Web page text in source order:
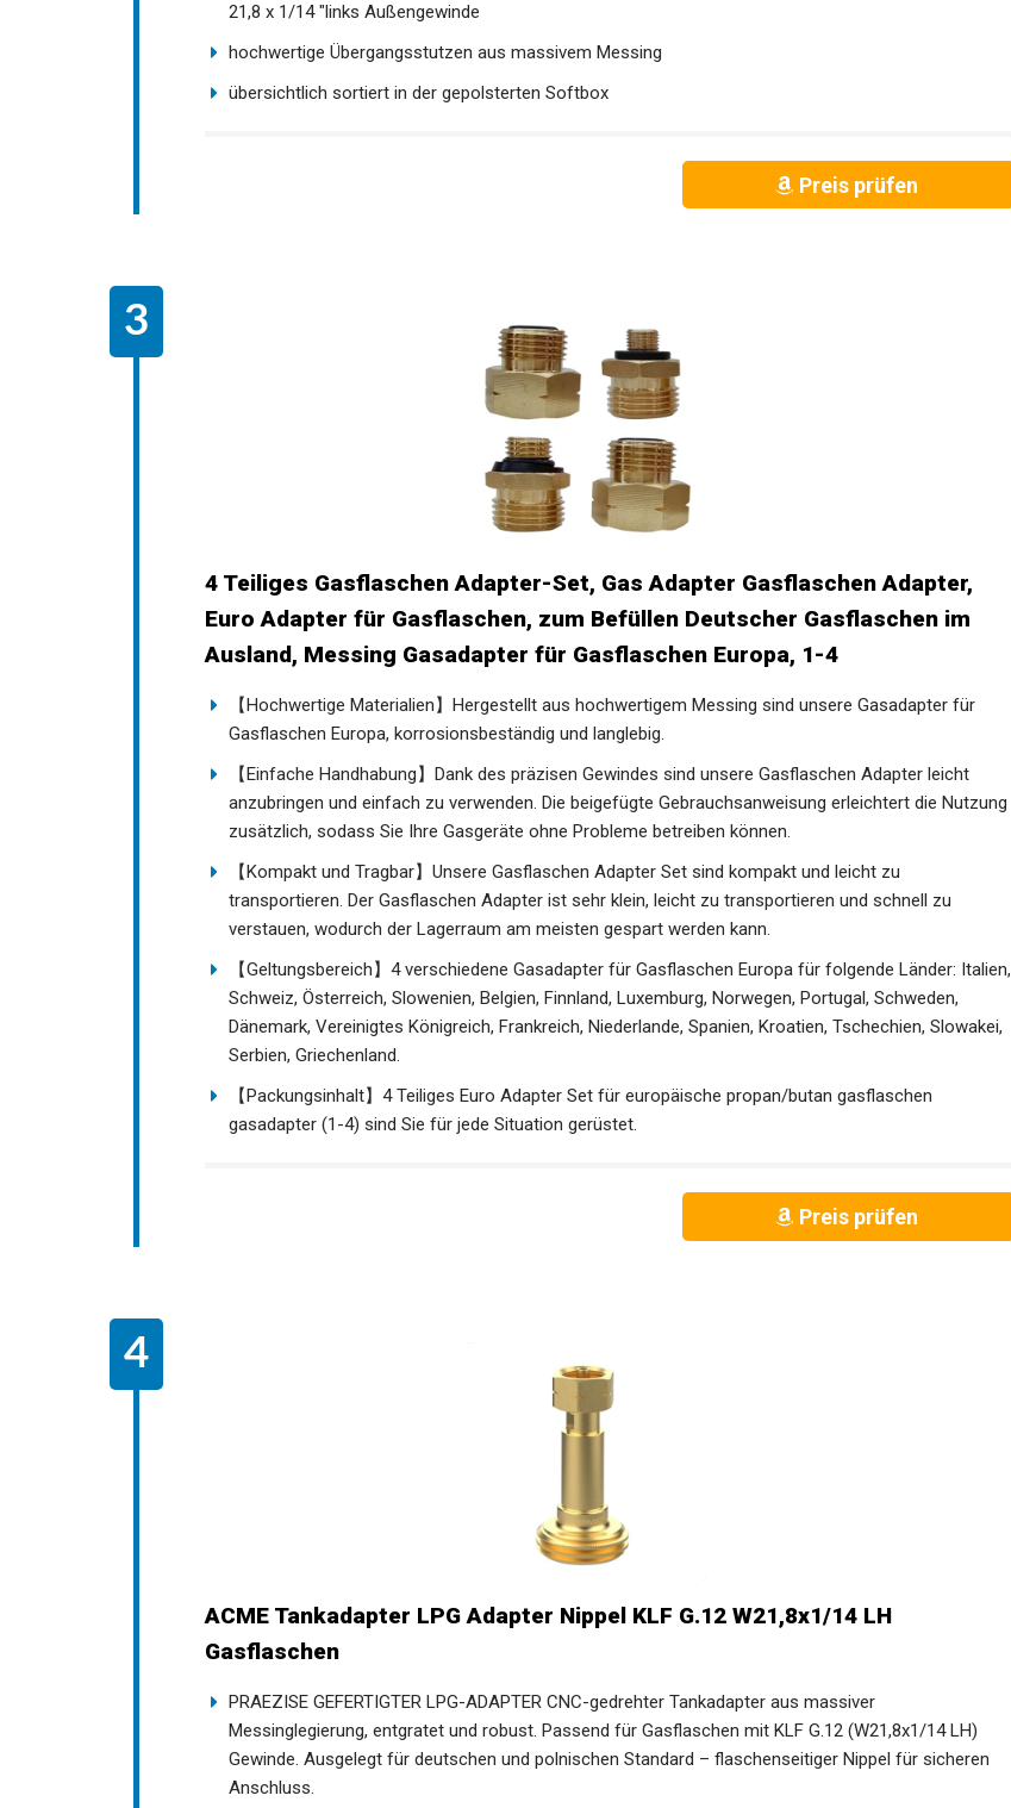
21,8 x 1/14 "links Außengewinde
hochwertige Übergangsstutzen aus massivem Messing
übersichtlich sortiert in der gepolsterten Softbox
Preis prüfen
4 Teiliges Gasflaschen Adapter-Set, Gas Adapter Gasflaschen Adapter,
Euro Adapter für Gasflaschen, zum Befüllen Deutscher Gasflaschen im
Ausland, Messing Gasadapter für Gasflaschen Europa, 1-4
【Hochwertige Materialien】Hergestellt aus hochwertigem Messing sind unsere Gasadapter für
Gasflaschen Europa, korrosionsbeständig und langlebig.
【Einfache Handhabung】Dank des präzisen Gewindes sind unsere Gasflaschen Adapter leicht
anzubringen und einfach zu verwenden. Die beigefügte Gebrauchsanweisung erleichtert die Nutzung
zusätzlich, sodass Sie Ihre Gasgeräte ohne Probleme betreiben können.
【Kompakt und Tragbar】Unsere Gasflaschen Adapter Set sind kompakt und leicht zu
transportieren. Der Gasflaschen Adapter ist sehr klein, leicht zu transportieren und schnell zu
verstauen, wodurch der Lagerraum am meisten gespart werden kann.
【Geltungsbereich】4 verschiedene Gasadapter für Gasflaschen Europa für folgende Länder: Italien,
Schweiz, Österreich, Slowenien, Belgien, Finnland, Luxemburg, Norwegen, Portugal, Schweden,
Dänemark, Vereinigtes Königreich, Frankreich, Niederlande, Spanien, Kroatien, Tschechien, Slowakei,
Serbien, Griechenland.
【Packungsinhalt】4 Teiliges Euro Adapter Set für europäische propan/butan gasflaschen
gasadapter (1-4) sind Sie für jede Situation gerüstet.
Preis prüfen
ACME Tankadapter LPG Adapter Nippel KLF G.12 W21,8x1/14 LH
Gasflaschen
PRAEZISE GEFERTIGTER LPG-ADAPTER CNC-gedrehter Tankadapter aus massiver
Messinglegierung, entgratet und robust. Passend für Gasflaschen mit KLF G.12 (W21,8x1/14 LH)
Gewinde. Ausgelegt für deutschen und polnischen Standard – flaschenseitiger Nippel für sicheren
Anschluss.